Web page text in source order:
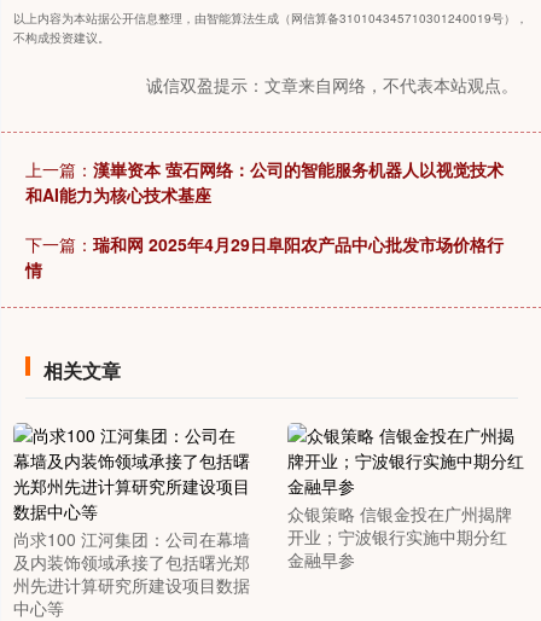
以上内容为本站据公开信息整理，由智能算法生成（网信算备310104345710301240019号），
不构成投资建议。
诚信双盈提示：文章来自网络，不代表本站观点。
上一篇： 漢崋资本 萤石网络：公司的智能服务机器人以视觉技术
和AI能力为核心技术基座
下一篇： 瑞和网 2025年4月29日阜阳农产品中心批发市场价格行
情
相关文章
尚求100 江河集团：公司在幕墙
及内装饰领域承接了包括曙光郑
州先进计算研究所建设项目数据
中心等
众银策略 信银金投在广州揭牌
开业；宁波银行实施中期分红
金融早参